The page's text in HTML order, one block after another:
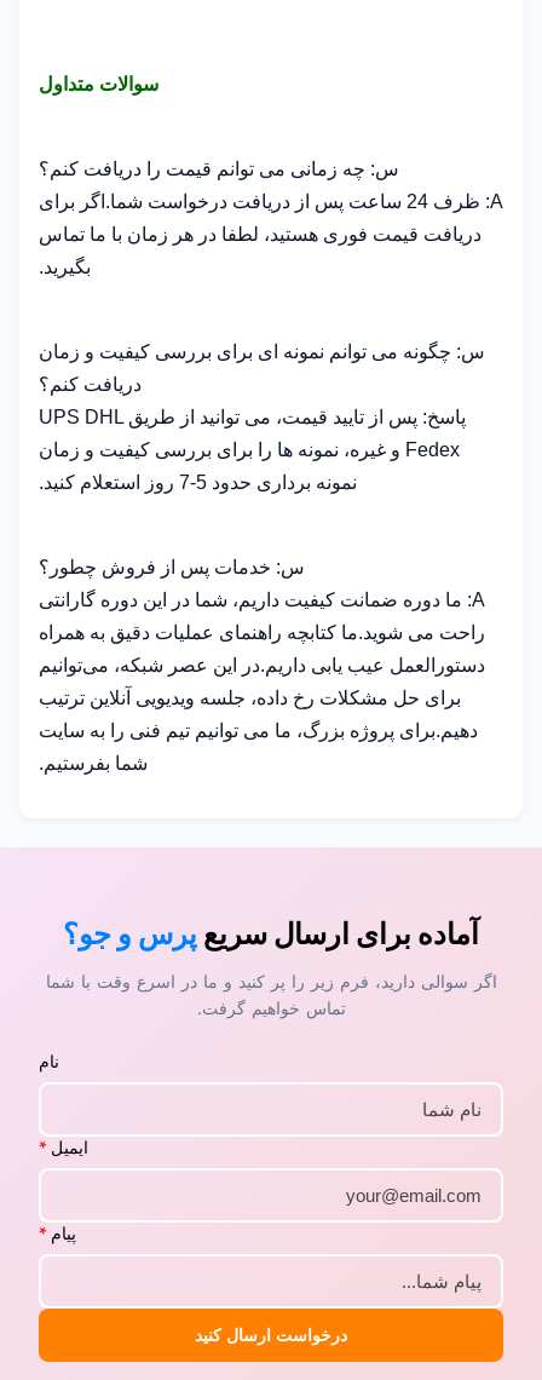
سوالات متداول
س: چه زمانی می توانم قیمت را دریافت کنم؟
A: ظرف 24 ساعت پس از دریافت درخواست شما.اگر برای
دریافت قیمت فوری هستید، لطفا در هر زمان با ما تماس
بگیرید.
س: چگونه می توانم نمونه ای برای بررسی کیفیت و زمان
دریافت کنم؟
پاسخ: پس از تایید قیمت، می توانید از طریق UPS DHL
Fedex و غیره، نمونه ها را برای بررسی کیفیت و زمان
نمونه برداری حدود 5-7 روز استعلام کنید.
س: خدمات پس از فروش چطور؟
A: ما دوره ضمانت کیفیت داریم، شما در این دوره گارانتی
راحت می شوید.ما کتابچه راهنمای عملیات دقیق به همراه
دستورالعمل عیب یابی داریم.در این عصر شبکه، می‌توانیم
برای حل مشکلات رخ داده، جلسه ویدیویی آنلاین ترتیب
دهیم.برای پروژه بزرگ، ما می توانیم تیم فنی را به سایت
شما بفرستیم.
آماده برای ارسال سریع پرس و جو؟
اگر سوالی دارید، فرم زیر را پر کنید و ما در اسرع وقت با شما
تماس خواهیم گرفت.
نام
ایمیل *
پیام *
درخواست ارسال کنید